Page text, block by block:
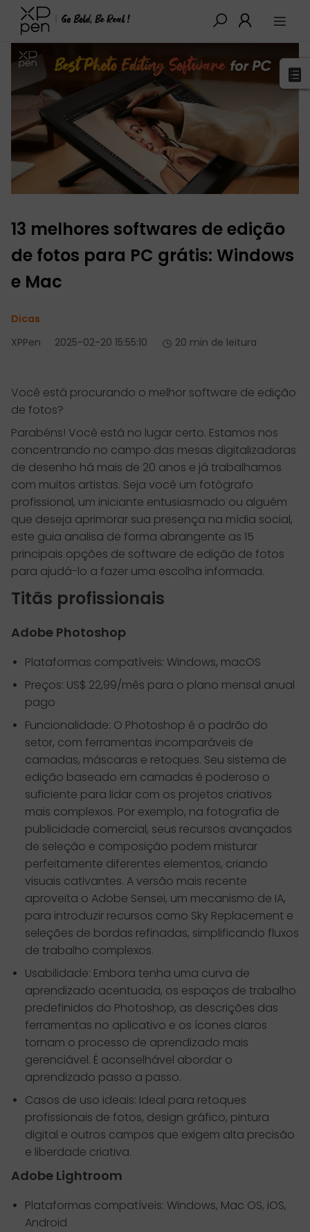
XPPen > Blogue > Tutoriais e Dicas detalhes
13 melhores softwares de edição
de fotos para PC grátis: Windows
e Mac
Dicas
XPPen
2025-02-20 15:55:10 20 min de leitura
Você está procurando o melhor software de edição
de fotos?
Parabéns! Você está no lugar certo. Estamos nos
concentrando no campo das mesas digitalizadoras
de desenho há mais de 20 anos e já trabalhamos
com muitos artistas. Seja você um fotógrafo
profissional, um iniciante entusiasmado ou alguém
que deseja aprimorar sua presença na mídia social,
este guia analisa de forma abrangente as 15
principais opções de software de edição de fotos
para ajudá-lo a fazer uma escolha informada.
Titãs profissionais
Adobe Photoshop
Plataformas compatíveis: Windows, macOS
Preços: US$ 22,99/mês para o plano mensal anual
pago
Funcionalidade: O Photoshop é o padrão do
setor, com ferramentas incomparáveis de
camadas, máscaras e retoques. Seu sistema de
edição baseado em camadas é poderoso o
suficiente para lidar com os projetos criativos
mais complexos. Por exemplo, na fotografia de
publicidade comercial, seus recursos avançados
de seleção e composição podem misturar
perfeitamente diferentes elementos, criando
visuais cativantes. A versão mais recente
aproveita o Adobe Sensei, um mecanismo de IA,
para introduzir recursos como Sky Replacement e
seleções de bordas refinadas, simplificando fluxos
de trabalho complexos.
Usabilidade: Embora tenha uma curva de
aprendizado acentuada, os espaços de trabalho
predefinidos do Photoshop, as descrições das
ferramentas no aplicativo e os ícones claros
tornam o processo de aprendizado mais
gerenciável. É aconselhável abordar o
aprendizado passo a passo.
Casos de uso ideais: Ideal para retoques
profissionais de fotos, design gráfico, pintura
digital e outros campos que exigem alta precisão
e liberdade criativa.
Adobe Lightroom
Plataformas compatíveis: Windows, Mac OS, iOS,
Android